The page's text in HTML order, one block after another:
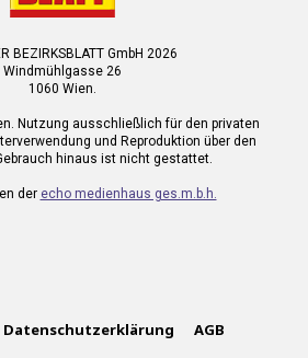
BEZIRKSBLATT GmbH 2026
Windmühlgasse 26
1060 Wien.
Nutzung ausschließlich für den privaten
und Reproduktion über den
hinaus ist nicht gestattet.
der echo medienhaus ges.m.b.h.
Datenschutzerklärung AGB